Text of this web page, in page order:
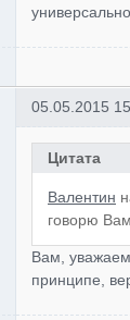
05.05.2015
Цитата
Валентин
говорю Вам
Вам,
принципе,